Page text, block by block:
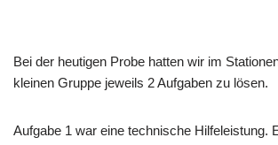
Bei der heutigen Probe hatten wir im
kleinen Gruppe jeweils 2 Aufgaben zu lösen.
Aufgabe 1 war eine technische Hilfeleistung.